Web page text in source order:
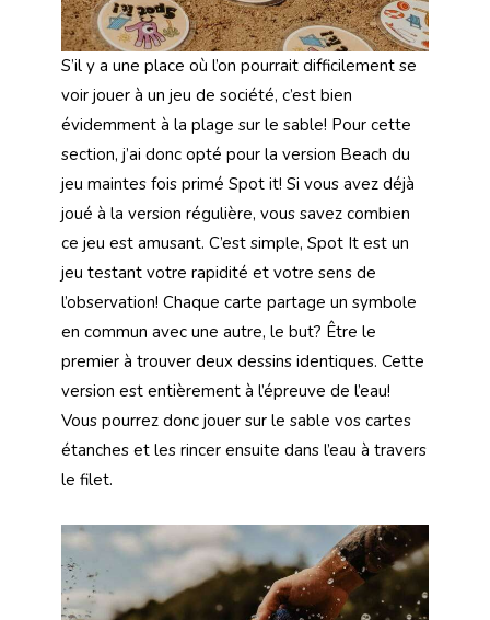
S’il y a une place où l’on pourrait difficilement se
voir jouer à un jeu de société, c’est bien
évidemment à la plage sur le sable! Pour cette
section, j’ai donc opté pour la version Beach du
jeu maintes fois primé Spot it! Si vous avez déjà
joué à la version régulière, vous savez combien
ce jeu est amusant. C’est simple, Spot It est un
jeu testant votre rapidité et votre sens de
l’observation! Chaque carte partage un symbole
en commun avec une autre, le but? Être le
premier à trouver deux dessins identiques. Cette
version est entièrement à l’épreuve de l’eau!
Vous pourrez donc jouer sur le sable vos cartes
étanches et les rincer ensuite dans l’eau à travers
le filet.